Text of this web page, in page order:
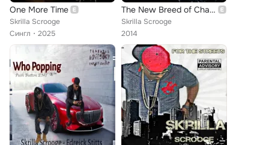
One More Time
Skrilla Scrooge
Сингл
2025
The New Breed of Champion
Skrilla Scrooge
2014